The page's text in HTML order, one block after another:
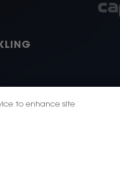
to enhance site